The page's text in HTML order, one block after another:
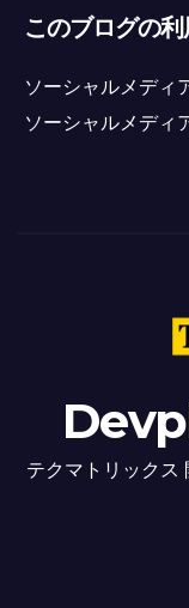
このブログの
ソーシャルメディ
ソーシャルメディ
テクマトリックス